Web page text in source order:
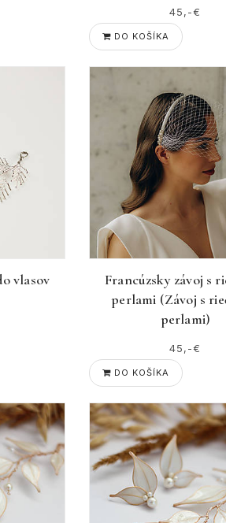
45,-€
DO KOŠÍKA
vlasov
Francúzsky závoj s
perlami (Závoj s
perlami)
45,-€
DO KOŠÍKA